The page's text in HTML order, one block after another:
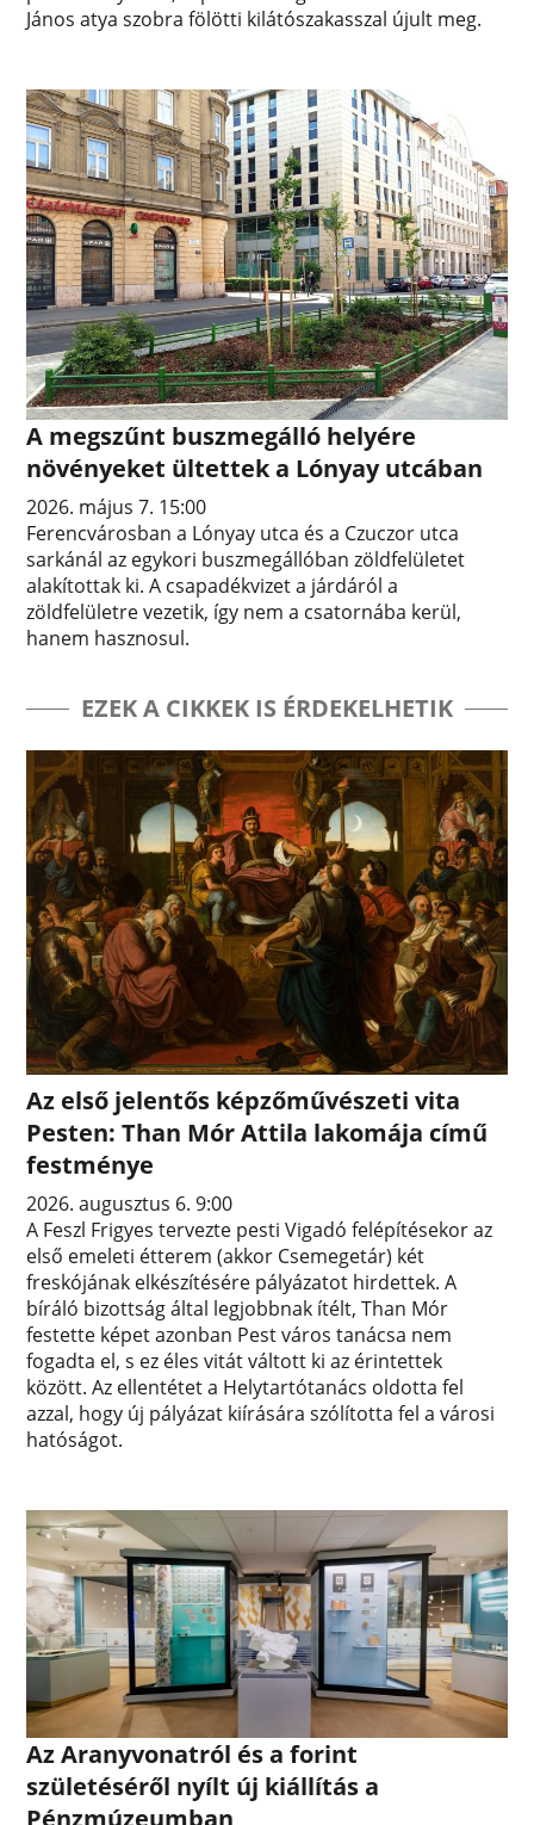
János atya szobra fölötti kilátószakasszal újult meg.
A megszűnt buszmegálló helyére
növényeket ültettek a Lónyay utcában
2026. május 7. 15:00
Ferencvárosban a Lónyay utca és a Czuczor utca
sarkánál az egykori buszmegállóban zöldfelületet
alakítottak ki. A csapadékvizet a járdáról a
zöldfelületre vezetik, így nem a csatornába kerül,
hanem hasznosul.
EZEK A CIKKEK IS ÉRDEKELHETIK
Az első jelentős képzőművészeti vita
Pesten: Than Mór Attila lakomája című
festménye
2026. augusztus 6. 9:00
A Feszl Frigyes tervezte pesti Vigadó felépítésekor az
első emeleti étterem (akkor Csemegetár) két
freskójának elkészítésére pályázatot hirdettek. A
bíráló bizottság által legjobbnak ítélt, Than Mór
festette képet azonban Pest város tanácsa nem
fogadta el, s ez éles vitát váltott ki az érintettek
között. Az ellentétet a Helytartótanács oldotta fel
azzal, hogy új pályázat kiírására szólította fel a városi
hatóságot.
Az Aranyvonatról és a forint
születéséről nyílt új kiállítás a